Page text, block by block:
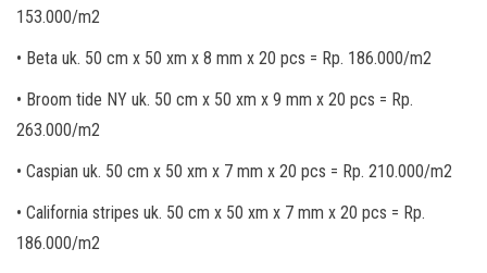
153.000/m2
• Beta uk. 50 cm x 50 xm x 8 mm x 20 pcs = Rp. 186.000/m2
• Broom tide NY uk. 50 cm x 50 xm x 9 mm x 20 pcs = Rp.
263.000/m2
• Caspian uk. 50 cm x 50 xm x 7 mm x 20 pcs = Rp. 210.000/m2
• California stripes uk. 50 cm x 50 xm x 7 mm x 20 pcs = Rp.
186.000/m2